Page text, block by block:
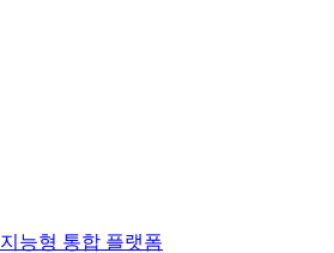
능형 통합 플랫폼